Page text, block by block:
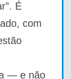
É
com
— e não